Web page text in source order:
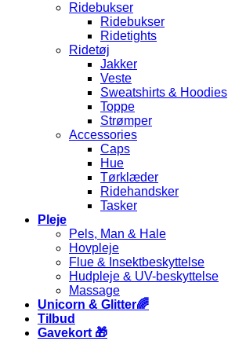
Ridebukser
Ridebukser
Ridetights
Ridetøj
Jakker
Veste
Sweatshirts & Hoodies
Toppe
Strømper
Accessories
Caps
Hue
Tørklæder
Ridehandsker
Tasker
Pleje
Pels, Man & Hale
Hovpleje
Flue & Insektbeskyttelse
Hudpleje & UV-beskyttelse
Massage
Unicorn & Glitter🌈
Tilbud
Gavekort 🎁